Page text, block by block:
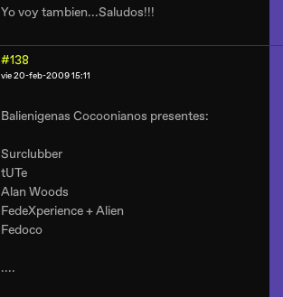
Yo voy tambien...Saludos!!!
#138
vie 20-feb-2009 15:11
Balienigenas Cocoonianos presentes:
Surclubber
tUTe
Alan Woods
FedeXperience + Alien
Fedoco
....